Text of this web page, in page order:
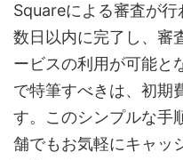
Squareによる審査が
数日以内に完了し、審
ービスの利用が可能と
で特筆すべきは、初期
す。このシンプルな手
舗でもお気軽にキャッ